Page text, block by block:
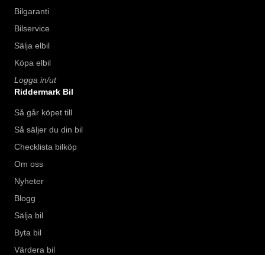
Bilgaranti
Bilservice
Sälja elbil
Köpa elbil
Logga in/ut
Riddermark Bil
Så går köpet till
Så säljer du din bil
Checklista bilköp
Om oss
Nyheter
Blogg
Sälja bil
Byta bil
Värdera bil